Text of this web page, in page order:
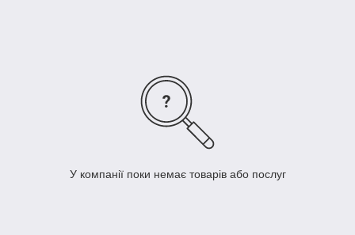
У компанії поки немає товарів або послуг